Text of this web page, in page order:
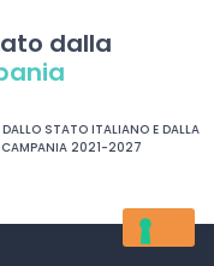
dalla
STATO ITALIANO E DALLA
CAMPANIA 2021-2027